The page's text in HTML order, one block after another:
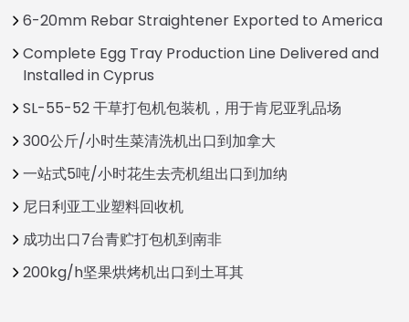
6-20mm Rebar Straightener Exported to America
Complete Egg Tray Production Line Delivered and
Installed in Cyprus
SL-55-52 干草打包机包装机，用于肯尼亚乳品场
300公斤/小时生菜清洗机出口到加拿大
一站式5吨/小时花生去壳机组出口到加纳
尼日利亚工业塑料回收机
成功出口7台青贮打包机到南非
200kg/h坚果烘烤机出口到土耳其